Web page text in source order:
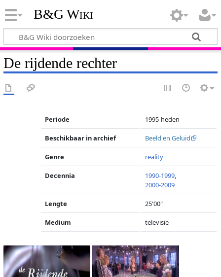
B&G Wiki
De rijdende rechter
Periode 1995-heden
Beschikbaar in archief Beeld en Geluid
Genre reality
Decennia 1990-1999,
2000-2009
Lengte 25'00"
Medium televisie